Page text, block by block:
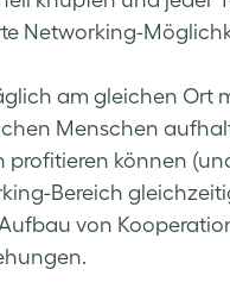
Networking-
am gleichen Ort
Menschen
profitieren können
Bereich
von